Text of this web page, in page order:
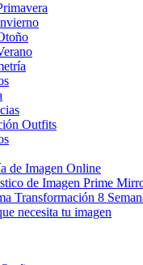
Outfits
de Imagen Online
de Imagen Prime
Transformación 8
necesita tu imagen